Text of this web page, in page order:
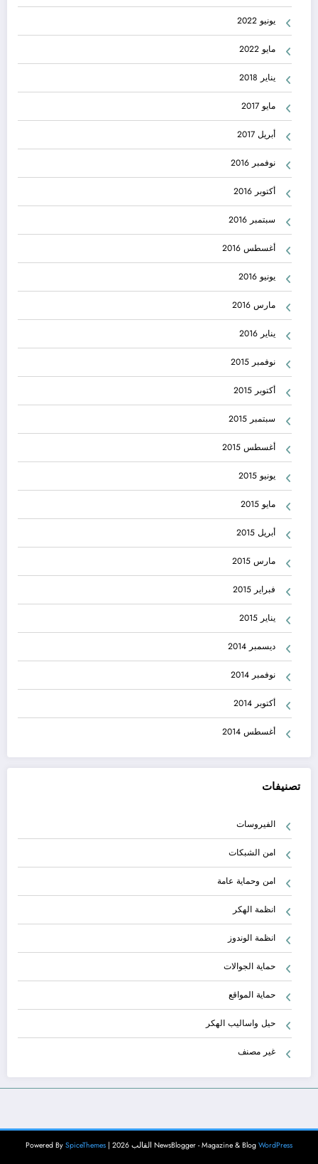
يونيو 2022
مايو 2022
يناير 2018
مايو 2017
أبريل 2017
نوفمبر 2016
أكتوبر 2016
سبتمبر 2016
أغسطس 2016
يونيو 2016
مارس 2016
يناير 2016
نوفمبر 2015
أكتوبر 2015
سبتمبر 2015
أغسطس 2015
يونيو 2015
مايو 2015
أبريل 2015
مارس 2015
فبراير 2015
يناير 2015
ديسمبر 2014
نوفمبر 2014
أكتوبر 2014
أغسطس 2014
تصنيفات
الفيروسات
امن الشبكات
امن وحماية عامة
انظمة الهكر
انظمة الوندوز
حماية الجوالات
حماية المواقع
حيل واساليب الهكر
غير مصنف
NewsBlogger - Magazine & Blog WordPress القالب 2026 | Powered By SpiceThemes